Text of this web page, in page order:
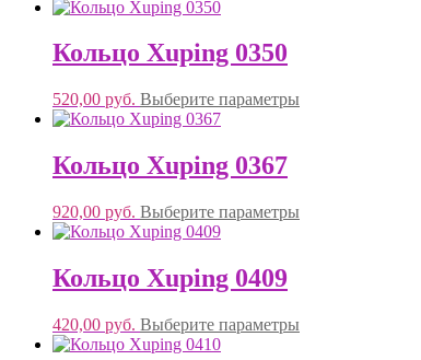
Кольцо Xuping 0350
520,00 руб. Выберите параметры
Кольцо Xuping 0367
920,00 руб. Выберите параметры
Кольцо Xuping 0409
420,00 руб. Выберите параметры